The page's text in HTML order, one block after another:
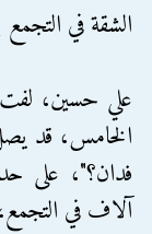
الشقة في التجمع
علي حسين،
فدان؟"، على
آلاف في